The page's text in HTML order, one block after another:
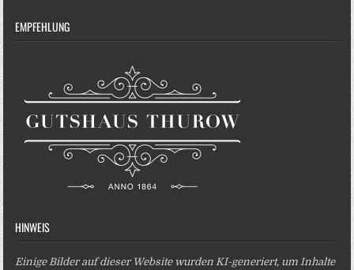
EMPFEHLUNG
HINWEIS
Einige Bilder auf dieser Website wurden KI-generiert, um Inhalte